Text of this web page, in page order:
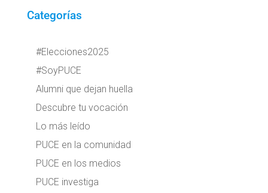
Categorías
#Elecciones2025
#SoyPUCE
Alumni que dejan huella
Descubre tu vocación
Lo más leído
PUCE en la comunidad
PUCE en los medios
PUCE investiga